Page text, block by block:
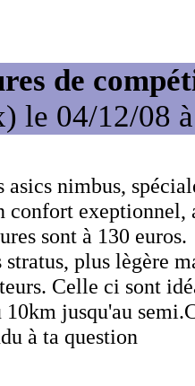
de
le 04/12/08
nimbus,
confort exeptionnel,
sont à 130 euros.
stratus, plus lègère
Celle ci sont
jusqu'au
à ta question